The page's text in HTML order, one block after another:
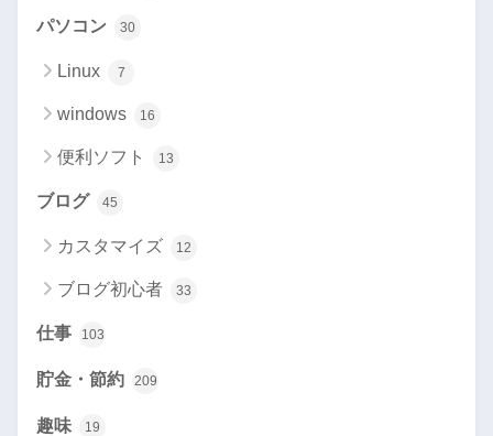
パソコン 30
Linux 7
windows 16
便利ソフト 13
ブログ 45
カスタマイズ 12
ブログ初心者 33
仕事 103
貯金・節約 209
趣味 19